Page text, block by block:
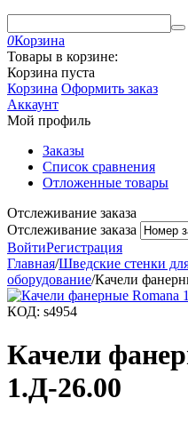
0Корзина
Товары в корзине:
Корзина пуста
Корзина Оформить заказ
Аккаунт
Мой профиль
Заказы
Список сравнения
Отложенные товары
Отслеживание заказа
Отслеживание заказа
ВойтиРегистрация
Главная/Шведские стенки
оборудование/Качели
КОД: s4954
Качели
1.Д-26.00